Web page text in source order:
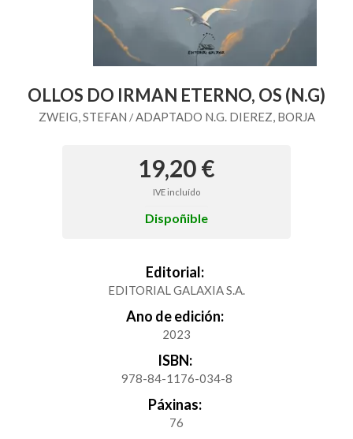
OLLOS DO IRMAN ETERNO, OS (N.G)
ZWEIG, STEFAN /ADAPTADO N.G. DIEREZ, BORJA
19,20 €
IVE incluído
Dispoñible
Editorial:
EDITORIAL GALAXIA S.A.
Ano de edición:
2023
ISBN:
978-84-1176-034-8
Páxinas:
76